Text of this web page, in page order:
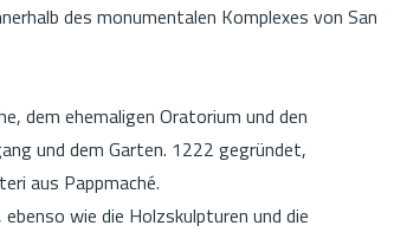
des monumentalen Komplexes von San
dem ehemaligen Oratorium und den
und dem Garten. 1222 gegründet,
aus Pappmaché.
wie die Holzskulpturen und die